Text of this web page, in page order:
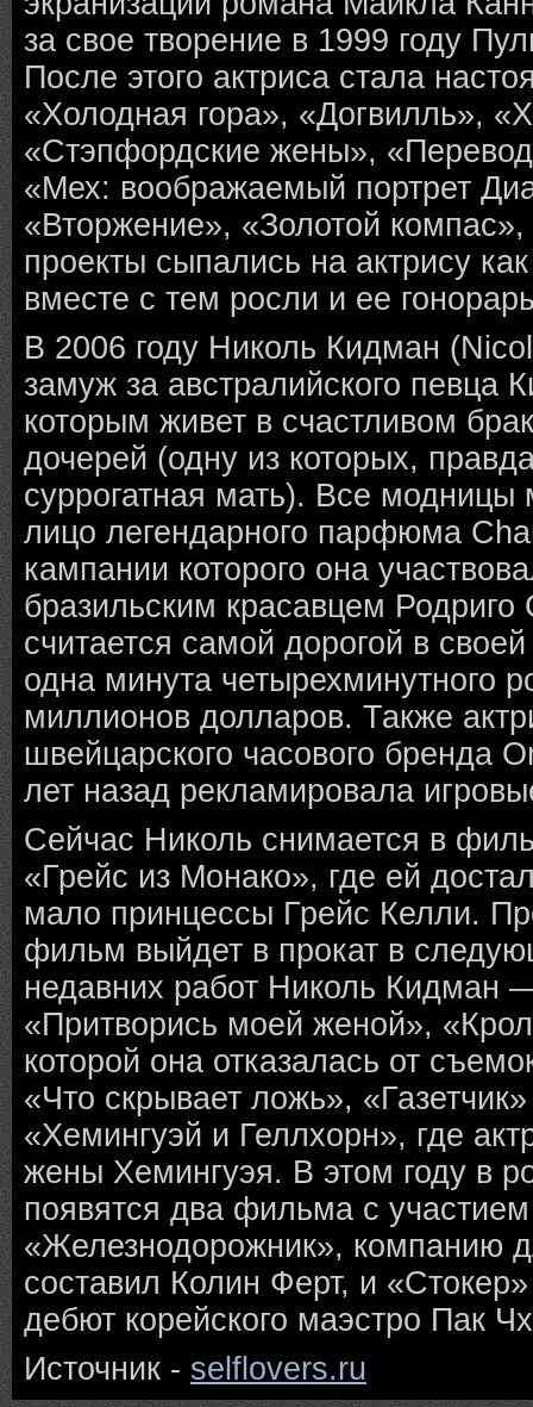
за свое творение в 1999 году
После этого актриса стала
«Холодная гора», «Догвилль»,
«Стэпфордские жены»,
«Мех: воображаемый портрет
«Вторжение», «Золотой
проекты сыпались на актрису
вместе с тем росли и ее
В 2006 году Николь Кидман
замуж за австралийского певца
которым живет в счастливом
дочерей (одну из которых,
суррогатная мать). Все модницы
лицо легендарного парфюма
кампании которого она
бразильским красавцем
считается самой дорогой в
одна минута четырехминутного
миллионов долларов. Также
швейцарского часового бренда
лет назад рекламировала
Сейчас Николь снимается в
«Грейс из Монако», где ей
мало принцессы Грейс Келли.
фильм выйдет в прокат в
недавних работ Николь Кидман
«Притворись моей женой»,
которой она отказалась от
«Что скрывает ложь»,
«Хемингуэй и Геллхорн», где
жены Хемингуэя. В этом году в
появятся два фильма с
«Железнодорожник», компанию
составил Колин Ферт, и
дебют корейского маэстро Пак
Источник - selflovers.ru